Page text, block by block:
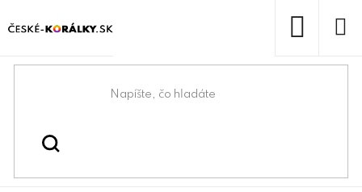
na
Domov
Kreatívne tvorenie
tvorenie /